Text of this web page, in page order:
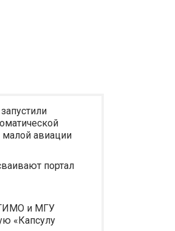
малой авиации
портал
и МГУ
«Капсулу